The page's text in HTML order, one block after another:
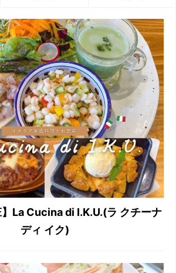
】La Cucina di I.K.U.(ラ クチーナ
ディ イク)